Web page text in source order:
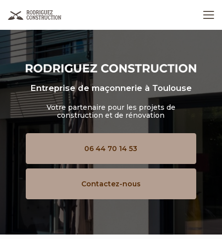
principal
Entreprise de maçonnerie à Toulouse
Votre partenaire pour les projets de
construction et de rénovation
06 44 70 14 53
Contactez-nous